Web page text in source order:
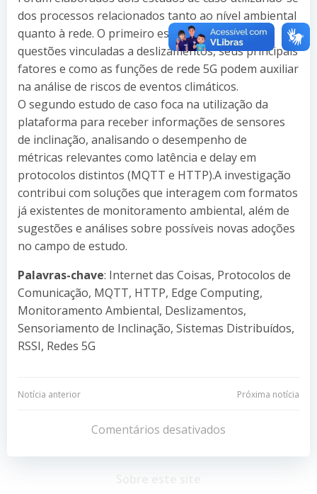
dos processos relacionados tanto ao nível ambiental
quanto à rede. O primeiro estudo apresenta
questões vinculadas a deslizamentos, seus principais
fatores e como as funções de rede 5G podem auxiliar
na análise de riscos de eventos climáticos.
O segundo estudo de caso foca na utilização da
plataforma para receber informações de sensores
de inclinação, analisando o desempenho de
métricas relevantes como latência e delay em
protocolos distintos (MQTT e HTTP).A investigação
contribui com soluções que interagem com formatos
já existentes de monitoramento ambiental, além de
sugestões e análises sobre possíveis novas adoções
no campo de estudo.
Palavras-chave: Internet das Coisas, Protocolos de
Comunicação, MQTT, HTTP, Edge Computing,
Monitoramento Ambiental, Deslizamentos,
Sensoriamento de Inclinação, Sistemas Distribuídos,
RSSI, Redes 5G
Navegação
Post
Notícia anterior
Navegação
de
Post
Próxima notícia
Comentários desativados